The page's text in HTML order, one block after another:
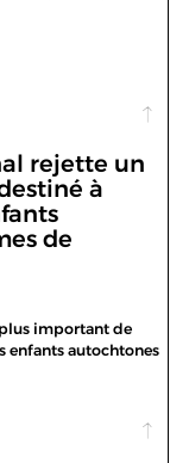
rejette un
à
de
important de
enfants autochtones